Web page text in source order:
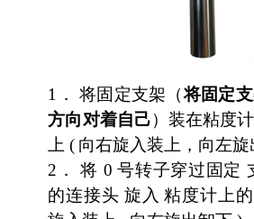
1． 将固定支架（将固定
方向对着自己）装在粘度
上 ( 向右旋入装上，向左
2．
将 0 号转子穿过固定
的连接头 旋入 粘度计上